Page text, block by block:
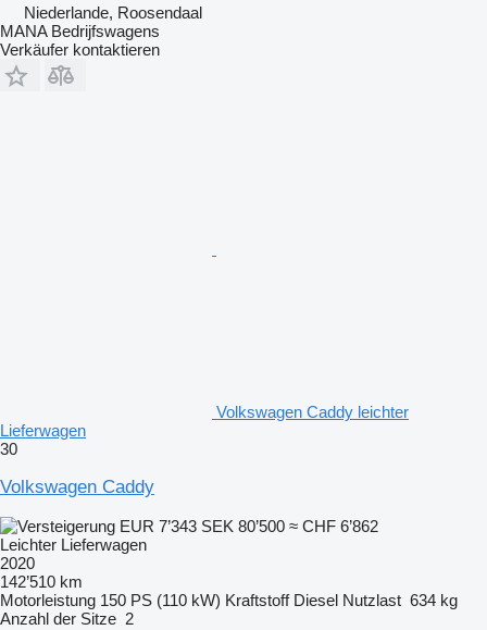
Niederlande, Roosendaal
MANA Bedrijfswagens
Verkäufer kontaktieren
Volkswagen Caddy leichter
Lieferwagen
30
Volkswagen Caddy
EUR 7’343 SEK 80’500 ≈ CHF 6’862
Leichter Lieferwagen
2020
142’510 km
Motorleistung 150 PS (110 kW) Kraftstoff Diesel Nutzlast 634 kg
Anzahl der Sitze 2